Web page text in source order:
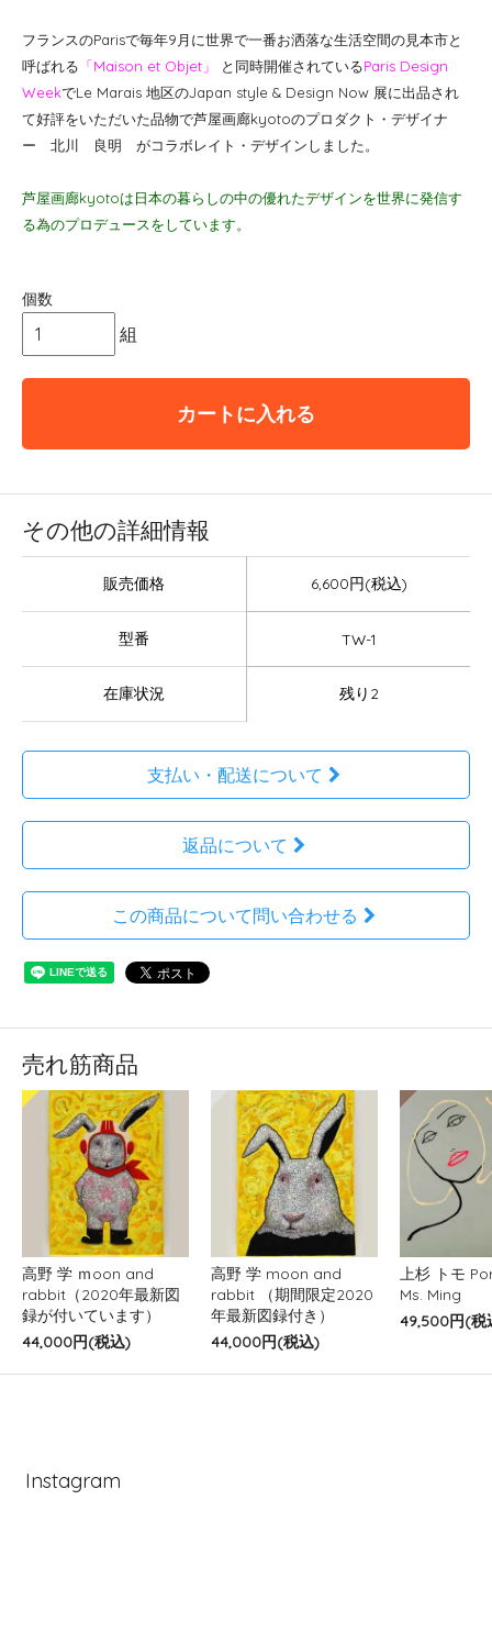
フランスのParisで毎年9月に世界で一番お洒落な生活空間の見本市と
呼ばれる 「Maison et Objet」 と同時開催されているParis Design
WeekでLe Marais 地区のJapan style & Design Now 展に出品され
て好評をいただいた品物で芦屋画廊kyotoのプロダクト・デザイナ
ー 北川 良明 がコラボレイト・デザインしました。
芦屋画廊kyotoは日本の暮らしの中の優れたデザインを世界に発信す
る為のプロデュースをしています。
個数
組
カートに入れる
その他の詳細情報
販売価格 6,600円(税込)
型番 TW-1
在庫状況 残り2
支払い・配送について
返品について
この商品について問い合わせる
売れ筋商品
高野 学 ｍoon and
rabbit（2020年最新図
録が付いています）
44,000円(税込)
高野 学 moon and
rabbit （期間限定2020
年最新図録付き）
44,000円(税込)
上杉 トモ
Ms. Ming
49,500円(税
Instagram